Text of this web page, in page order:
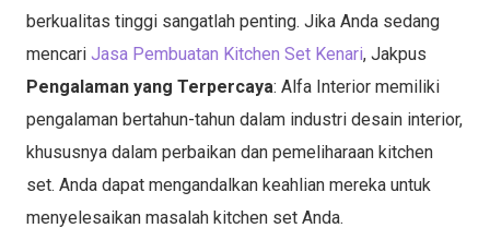
berkualitas tinggi sangatlah penting. Jika Anda sedang
mencari Jasa Pembuatan Kitchen Set Kenari, Jakpus
Pengalaman yang Terpercaya: Alfa Interior memiliki
pengalaman bertahun-tahun dalam industri desain interior,
khususnya dalam perbaikan dan pemeliharaan kitchen
set. Anda dapat mengandalkan keahlian mereka untuk
menyelesaikan masalah kitchen set Anda.